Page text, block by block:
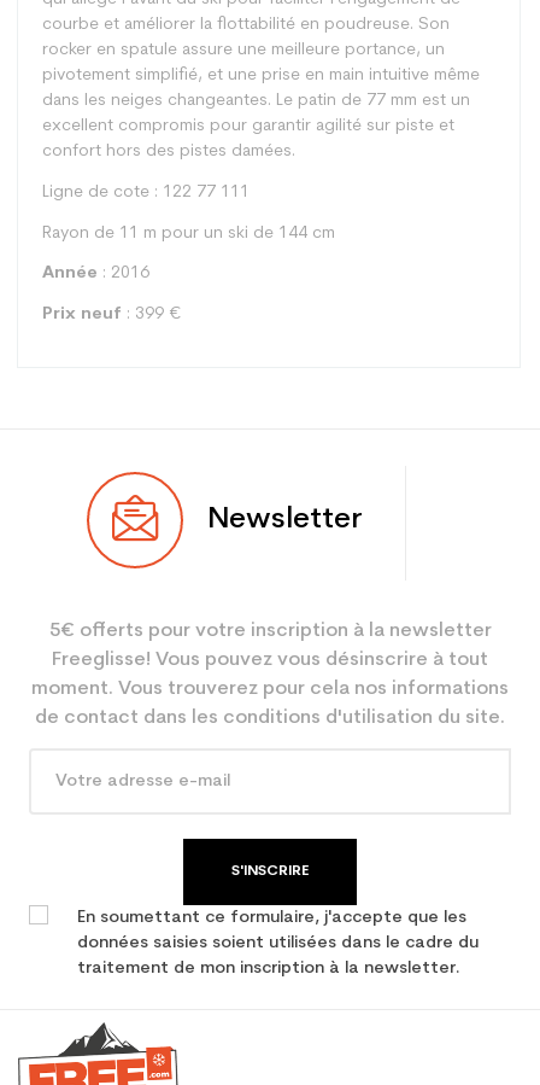
courbe et améliorer la flottabilité en poudreuse. Son
rocker en spatule assure une meilleure portance, un
pivotement simplifié, et une prise en main intuitive même
dans les neiges changeantes. Le patin de 77 mm est un
excellent compromis pour garantir agilité sur piste et
confort hors des pistes damées.
Ligne de cote : 122 77 111
Rayon de 11 m pour un ski de 144 cm
Année : 2016
Prix neuf : 399 €
Utilisateur Femme
Coloris Violet
Utilisateur -
Configurateur
une femme
Ski occasion femme all
mountain
Newsletter
5€ offerts pour votre inscription à la newsletter
Freeglisse! Vous pouvez vous désinscrire à tout
moment. Vous trouverez pour cela nos informations
de contact dans les conditions d'utilisation du site.
S'INSCRIRE
En soumettant ce formulaire, j'accepte que les
données saisies soient utilisées dans le cadre du
traitement de mon inscription à la newsletter.